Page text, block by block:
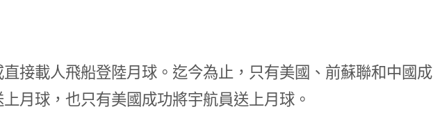
接載人飛船登陸月球。迄今為止，只有美國、前蘇聯和中國成
月球，也只有美國成功將宇航員送上月球。